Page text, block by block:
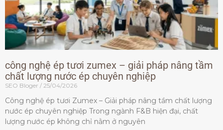
công nghệ ép tươi zumex – giải pháp nâng tầm
chất lượng nước ép chuyên nghiệp
SEO Bloger 25/04/2026
Công nghệ ép tươi Zumex – Giải pháp nâng tầm chất lượng
nước ép chuyên nghiệp Trong ngành F&B hiện đại, chất
lượng nước ép không chỉ nằm ở nguyên